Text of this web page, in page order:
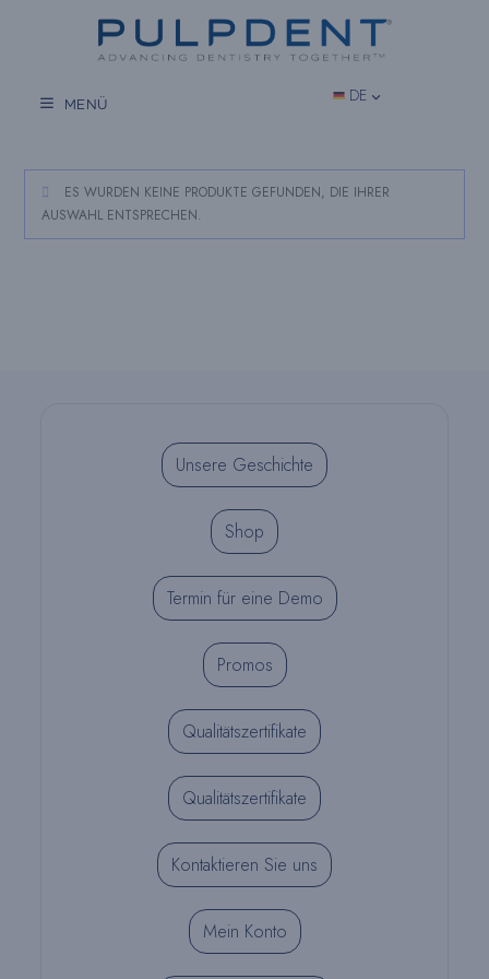
MENÜ DE
ES WURDEN KEINE PRODUKTE GEFUNDEN, DIE IHRER
AUSWAHL ENTSPRECHEN.
Unsere Geschichte
Shop
Termin für eine Demo
Promos
Qualitätszertifikate
Qualitätszertifikate
Kontaktieren Sie uns
Mein Konto